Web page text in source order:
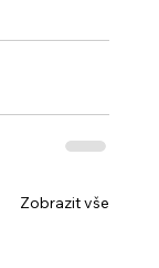
Zobrazit vše